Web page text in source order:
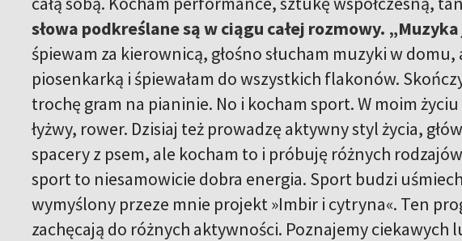
słowa podkreślane są w ciągu całej rozmowy.
śpiewam za kierownicą, głośno słucham muzyki w
piosenkarką i śpiewałam do wszystkich flakonów.
trochę gram na pianinie. No i kocham sport. W moim
łyżwy, rower. Dzisiaj też prowadzę aktywny styl życia,
spacery z psem, ale kocham to i próbuję różnych
sport to niesamowicie dobra energia. Sport budzi
wymyślony przeze mnie projekt »Imbir i cytryna«. Ten
zachęcają do różnych aktywności. Poznajemy